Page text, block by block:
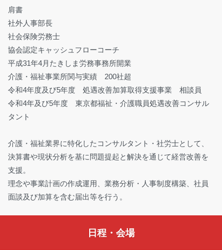
肩書
社外人事部長
社会保険労務士
協会認定キャッシュフローコーチ
平成31年4月たきしま労務事務所開業
介護・福祉事業所関与実績 200社超
令和4年度及び5年度 処遇改善加算取得支援事業 相談員
令和4年及び5年度 東京都福祉・介護職員処遇改善コンサル
タント
介護・福祉業界に特化したコンサルタント・社労士として、
決算書や現状分析を基に問題提起と解決を通じて経営改善を
支援。
理念や事業計画の作成運用、業務分析・人事制度構築、社員
面談及び加算を含む届出等を行う。
日程・会場